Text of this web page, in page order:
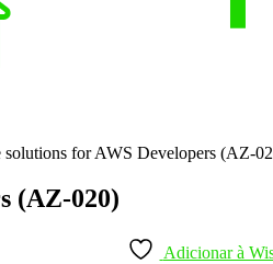
for AWS Developers (AZ-
(AZ-020)
Adicionar à